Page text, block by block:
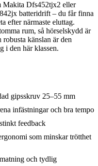
Makita Dfs452tjx2 eller
batteridrift – du får finna
efter närmaste eluttag.
rum, så hörselskydd är
känslan är den
i den här klassen.
gipsskruv 25–55 mm
infästningar och bra tempo
feedback
som minskar trötthet
och tydlig